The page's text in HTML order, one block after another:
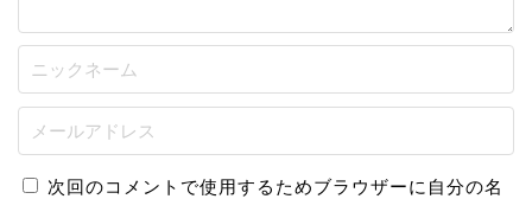
次回のコメントで使用するためブラウザーに自分の名